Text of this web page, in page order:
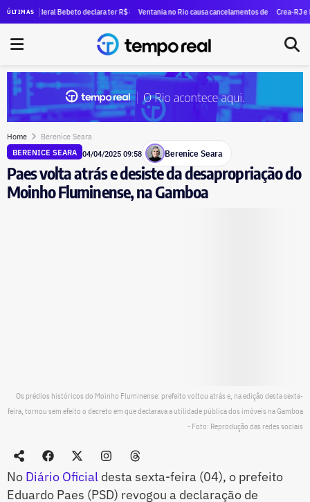
ÚLTIMASpor suposto uso de publicidade oficial para promoção pessoal
Bebeto declara ter R$ 840 mil em dinheiro vivo; patrimônio quase triplica desde 2022
Ventania no Rio causa cancelamentos de eventos culturais e
Crea-RJ e NVIDIA
Home Berenice Seara
BERENICE SEARA 04/04/2025 09:58 Berenice Seara
Paes volta atrás e desiste da desapropriação do
Moinho Fluminense, na Gamboa
Os prédios históricos do Moinho Fluminense: prefeito voltou atrás e, na edição desta sexta-
feira, tornou sem efeito o decreto em que declarava a utilidade pública dos imóveis na Gamboa
- Foto: Reprodução das redes sociais
No Diário Oficial desta sexta-feira (04), o prefeito
Eduardo Paes (PSD) revogou a declaração de